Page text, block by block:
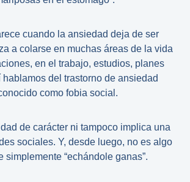
cuando la ansiedad deja de ser
a colarse en muchas áreas de la vida
en el trabajo, estudios, planes
del trastorno de ansiedad
como fobia social.
de carácter ni tampoco implica una
sociales. Y, desde luego, no es algo
simplemente “echándole ganas”.